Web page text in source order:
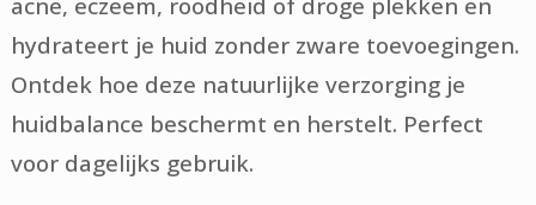
hydrateert je huid zonder zware toevoegingen.
Ontdek hoe deze natuurlijke verzorging je
huidbalance beschermt en herstelt. Perfect
voor dagelijks gebruik.